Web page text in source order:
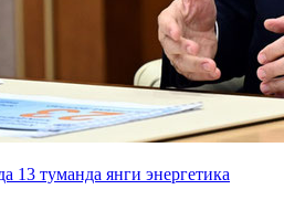
13 туманда янги энергетика